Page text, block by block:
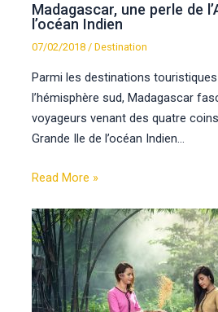
Madagascar, une perle de
l’océan Indien
07/02/2018/Destination
Parmi les destinations
l’hémisphère sud, Madagascar
voyageurs venant des quatre
Grande Ile de l’océan Indien…
Read More »